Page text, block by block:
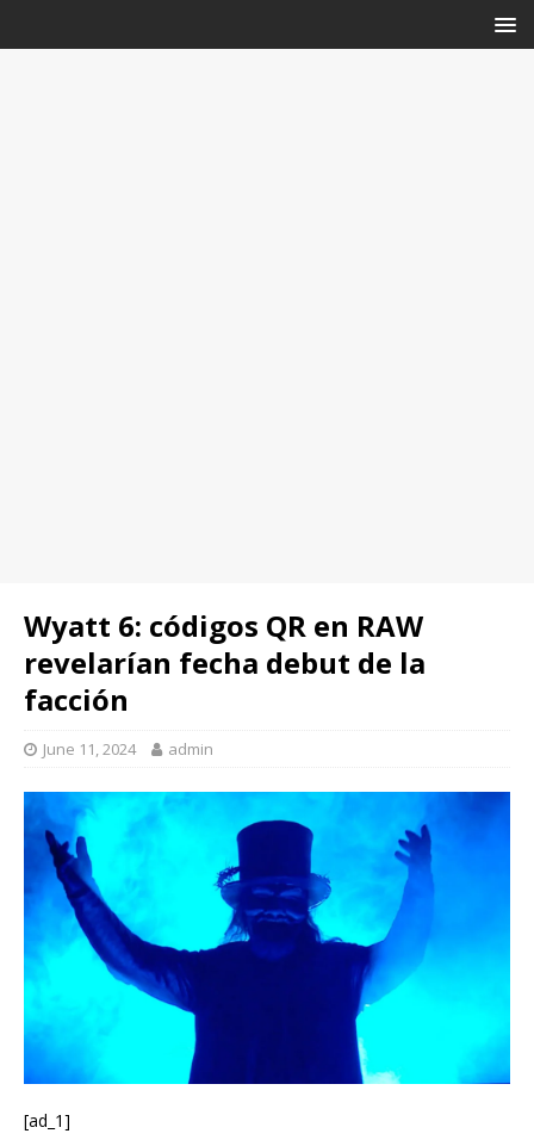
Wyatt 6: códigos QR en RAW
revelarían fecha debut de la
facción
June 11, 2024 admin
[ad_1]